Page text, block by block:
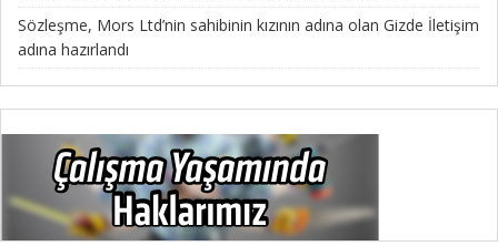
Sözleşme, Mors Ltd’nin sahibinin kızının adına olan Gizde İletişim
adına hazırlandı